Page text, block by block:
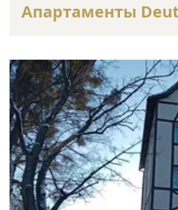
Апартаменты